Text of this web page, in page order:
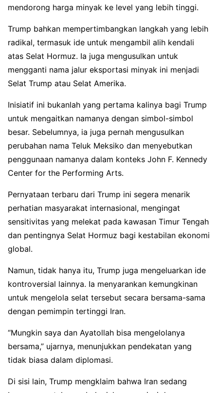
mendorong harga minyak ke level yang lebih tinggi.
Trump bahkan mempertimbangkan langkah yang lebih
radikal, termasuk ide untuk mengambil alih kendali
atas Selat Hormuz. Ia juga mengusulkan untuk
mengganti nama jalur eksportasi minyak ini menjadi
Selat Trump atau Selat Amerika.
Inisiatif ini bukanlah yang pertama kalinya bagi Trump
untuk mengaitkan namanya dengan simbol-simbol
besar. Sebelumnya, ia juga pernah mengusulkan
perubahan nama Teluk Meksiko dan menyebutkan
penggunaan namanya dalam konteks John F. Kennedy
Center for the Performing Arts.
Pernyataan terbaru dari Trump ini segera menarik
perhatian masyarakat internasional, mengingat
sensitivitas yang melekat pada kawasan Timur Tengah
dan pentingnya Selat Hormuz bagi kestabilan ekonomi
global.
Namun, tidak hanya itu, Trump juga mengeluarkan ide
kontroversial lainnya. Ia menyarankan kemungkinan
untuk mengelola selat tersebut secara bersama-sama
dengan pemimpin tertinggi Iran.
“Mungkin saya dan Ayatollah bisa mengelolanya
bersama,” ujarnya, menunjukkan pendekatan yang
tidak biasa dalam diplomasi.
Di sisi lain, Trump mengklaim bahwa Iran sedang